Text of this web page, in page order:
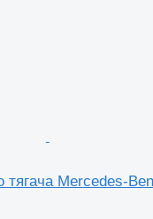
тягача Mercedes-